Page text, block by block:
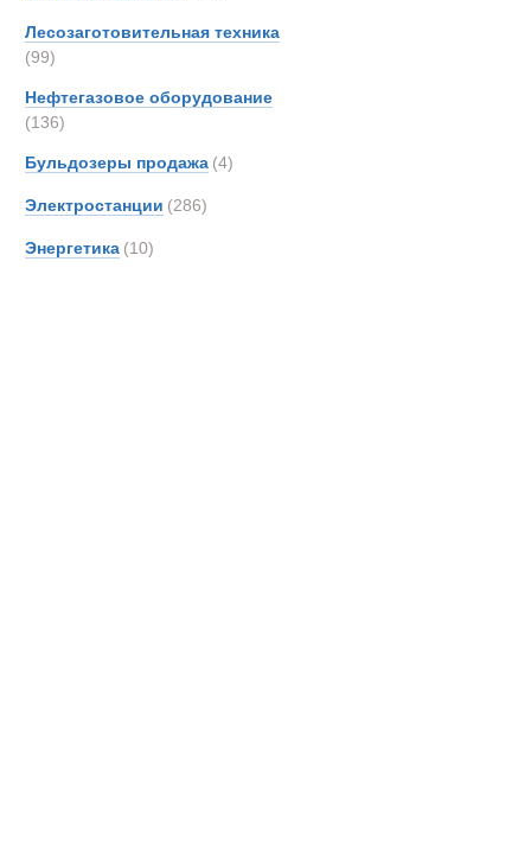
Лесозаготовительная техника
(99)
Нефтегазовое оборудование
(136)
Бульдозеры продажа (4)
Электростанции (286)
Энергетика (10)